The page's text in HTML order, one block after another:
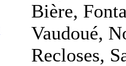
Bière,
Vaudoué,
Recloses,